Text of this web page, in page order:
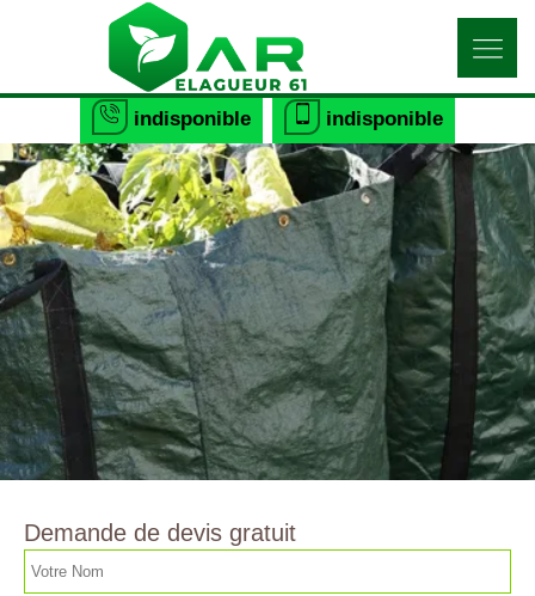
indisponible indisponible
Demande de devis gratuit